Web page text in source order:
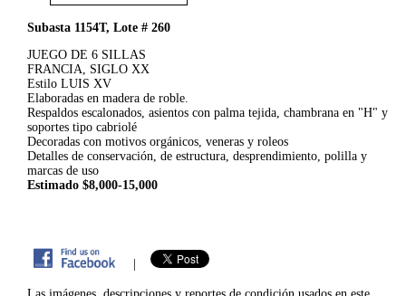
Subasta 1154T, Lote # 260
JUEGO DE 6 SILLAS
FRANCIA, SIGLO XX
Estilo LUIS XV
Elaboradas en madera de roble.
Respaldos escalonados, asientos con palma tejida, chambrana en "H" y
soportes tipo cabriolé
Decoradas con motivos orgánicos, veneras y roleos
Detalles de conservación, de estructura, desprendimiento, polilla y
marcas de uso
Estimado $8,000-15,000
|